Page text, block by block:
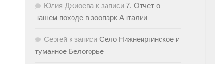
Юлия Джиоева к записи 7. Отчет о
нашем походе в зоопарк Анталии
Сергей к записи Село Нижнеиргинское и
туманное Белогорье